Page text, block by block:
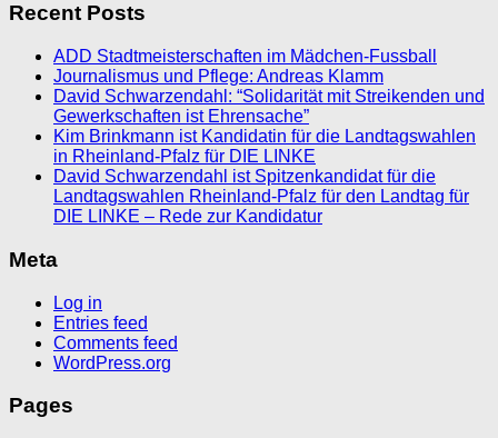
Recent Posts
ADD Stadtmeisterschaften im Mädchen-Fussball
Journalismus und Pflege: Andreas Klamm
David Schwarzendahl: “Solidarität mit Streikenden und
Gewerkschaften ist Ehrensache”
Kim Brinkmann ist Kandidatin für die Landtagswahlen
in Rheinland-Pfalz für DIE LINKE
David Schwarzendahl ist Spitzenkandidat für die
Landtagswahlen Rheinland-Pfalz für den Landtag für
DIE LINKE – Rede zur Kandidatur
Meta
Log in
Entries feed
Comments feed
WordPress.org
Pages